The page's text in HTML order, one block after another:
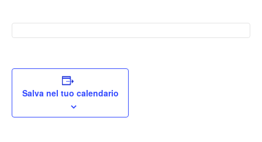
Salva nel tuo calendario